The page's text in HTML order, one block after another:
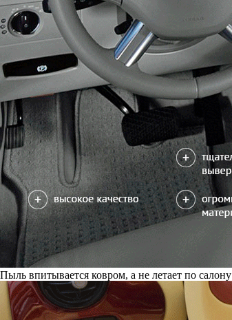
Пыль впитывается ковром, а не летает по салону